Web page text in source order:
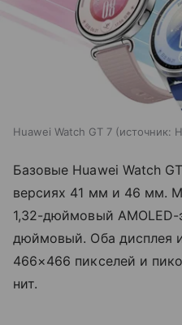
Huawei Watch GT 7 источник:
Базовые Huawei Watch
версиях 41 мм и 46 мм.
1,32-дюймовый
дюймовый. Оба дисплея
466×466 пикселей и
нит.